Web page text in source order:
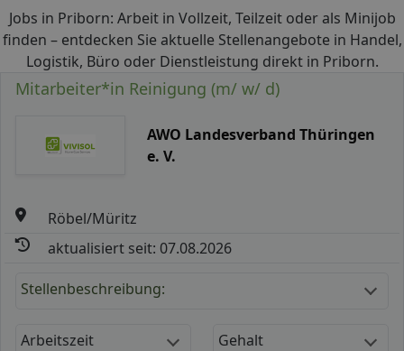
Jobs in Priborn: Arbeit in Vollzeit, Teilzeit oder als Minijob
finden – entdecken Sie aktuelle Stellenangebote in Handel,
Logistik, Büro oder Dienstleistung direkt in Priborn.
Mitarbeiter*in Reinigung (m/ w/ d)
AWO Landesverband Thüringen
e. V.
Röbel/Müritz
aktualisiert seit: 07.08.2026
Stellenbeschreibung:
Arbeitszeit Gehalt